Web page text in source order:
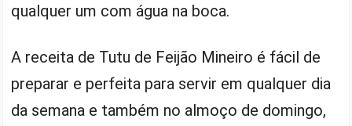
qualquer um com água na boca.
A receita de Tutu de Feijão Mineiro é fácil de
preparar e perfeita para servir em qualquer dia
da semana e também no almoço de domingo,